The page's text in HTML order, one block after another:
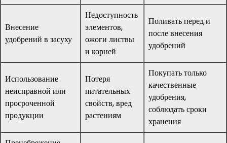
Внесение
удобрений в засуху
Недоступность
элементов,
ожоги листвы
и корней
Поливать перед и
после внесения
удобрений
Использование
неисправной или
просроченной
продукции
Потеря
питательных
свойств, вред
растениям
Покупать только
качественные
удобрения,
соблюдать сроки
хранения